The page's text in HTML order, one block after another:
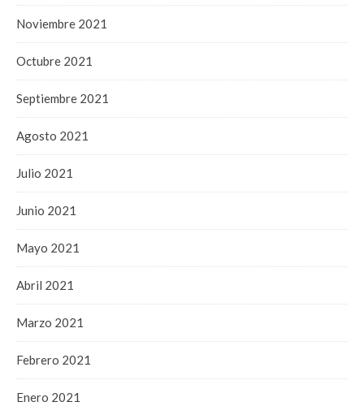
Noviembre 2021
Octubre 2021
Septiembre 2021
Agosto 2021
Julio 2021
Junio 2021
Mayo 2021
Abril 2021
Marzo 2021
Febrero 2021
Enero 2021